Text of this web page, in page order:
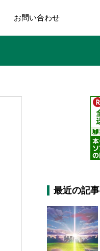
お問い合わせ
最近の記事